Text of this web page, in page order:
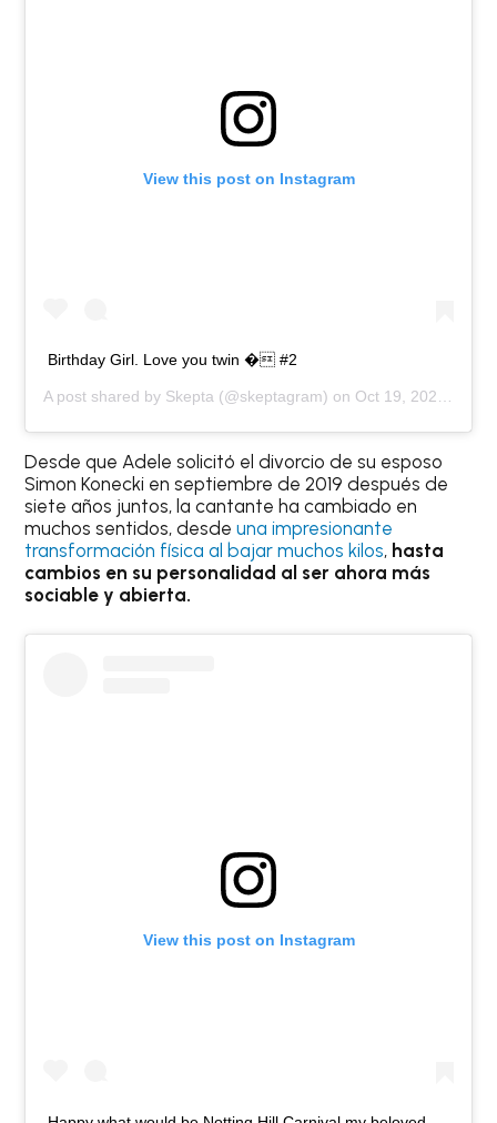
View this post on Instagram
Birthday Girl. Love you twin � #2
A post shared by Skepta (@skeptagram) on Oct 19, 2020 at 5:16am PDT
Desde que Adele solicitó el divorcio de su esposo
Simon Konecki en septiembre de 2019 después de
siete años juntos, la cantante ha cambiado en
muchos sentidos, desdeuna impresionante
transformación física al bajar muchos kilos, hasta
cambios en su personalidad al ser ahora más
sociable y abierta.
View this post on Instagram